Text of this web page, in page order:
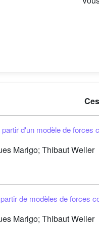
d'un modèle de
Marigo; Thibaut Weller
de modèles de forces
Marigo; Thibaut Weller